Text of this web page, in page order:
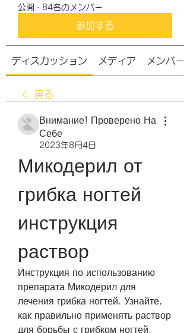
公開 · 84名のメンバー
参加する
ディスカッション メディア メンバー
戻る
Внимание! Проверено На
Себе
2023年8月4日
Микодерил от
грибка ногтей
инструкция
раствор
Инструкция по использованию
препарата Микодерил для
лечения грибка ногтей. Узнайте,
как правильно применять раствор
для борьбы с грибком ногтей.